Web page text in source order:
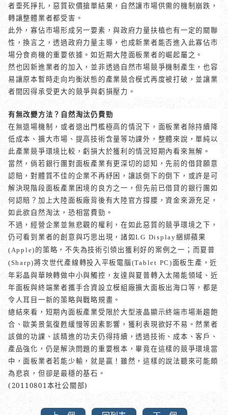
者垂死掙扎，惡質砍價搶單結果，自然讓市場供需的機制崩跌，
轉讓整體業者都受害。
此外，寡佔市場形成另一要素，與政府力量扶植也有一定的關聯
性，換言之，透過政府力量主導，也成新業者能否進入此寡佔市
場分食商機的重要依據。如近期大陸面板業者的崛起屬之。
然也因新進業者的加入，並非透過自然市場競爭機制產生，也容
易讓原本暫時走向均衡狀態的產業競合模式再度被打破，並讓業
者間因得承受更大的競爭與虧損壓力。
有無改變方法？自然淘汰仍費勁
在無退場機制，或者退出門檻極高的情況下，面板業者除持續降
低成本、擴大市場、提高技術含量等功課外，整體來說，單純以
此產業競爭環境比較，虧損大於獲利的情況短期內看來無解。
當然，倘若銀行團對面板產業有更深切的認知，先前的借貸願意
認賠，對體質不佳的企業不再紓困，讓該倒下的倒下，或許是可
解決現階段面板產業困境的良方之一，但先前已借貸的銀行團如
何認賠？加上大陸面板廠背後有大陸官方撐腰，資金來源充足，
如此欲自然淘汰，恐相當費勁。
不過，經營企業並無悲觀的權利，在如此惡質的競爭環境之下，
仍可看到業者的創意與巧思出現，諸如LG Display綑綁蘋果
(Apple) 的策略，不失為技術引領出獲利好的案例之一；而夏普
(Sharp)將次世代產線轉投入平板電腦(Tablet PC)面板生產，近
年彩晶與華映轉做中小與觸控，友達與夏普轉入太陽能領域、近
年面板與終端業者攜手合資設立模組廠擴大面板出海口等，都是
令人耳目一新的策略與戰略規畫。
總結來看，短期內面板產業受限於大型液晶顯示終端市場漸趨飽
合、歐美景氣復甦緩慢等因素影響，獲利表現欲好不易。然業者
該做的功課、該精進的功夫仍得持續，透過技術、成本、客戶、
產品強化，仍是解決問題的重要根本，畢竟在這樣的競爭環境當
中，面板業者若能少輸，就是贏！ 雖然，這樣的說法聽來可能頗
為悲哀，但卻是最穩的基石。
(20110801本社公關部)